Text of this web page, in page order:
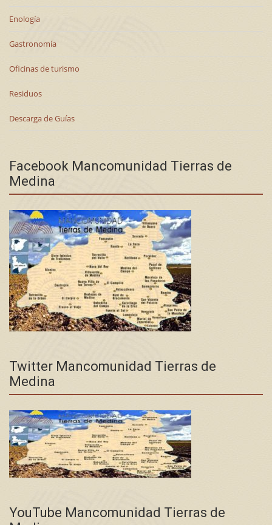
Enología
Gastronomía
Oficinas de turismo
Residuos
Descarga de Guías
Facebook Mancomunidad Tierras de
Medina
Twitter Mancomunidad Tierras de
Medina
YouTube Mancomunidad Tierras de